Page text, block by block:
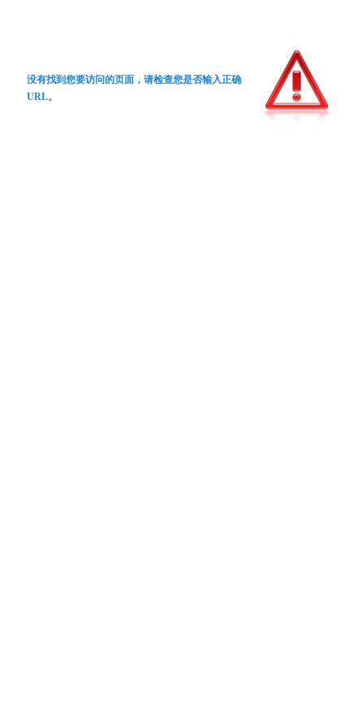
没有找到您要访问的页面，请检查您是否输入正确
URL。